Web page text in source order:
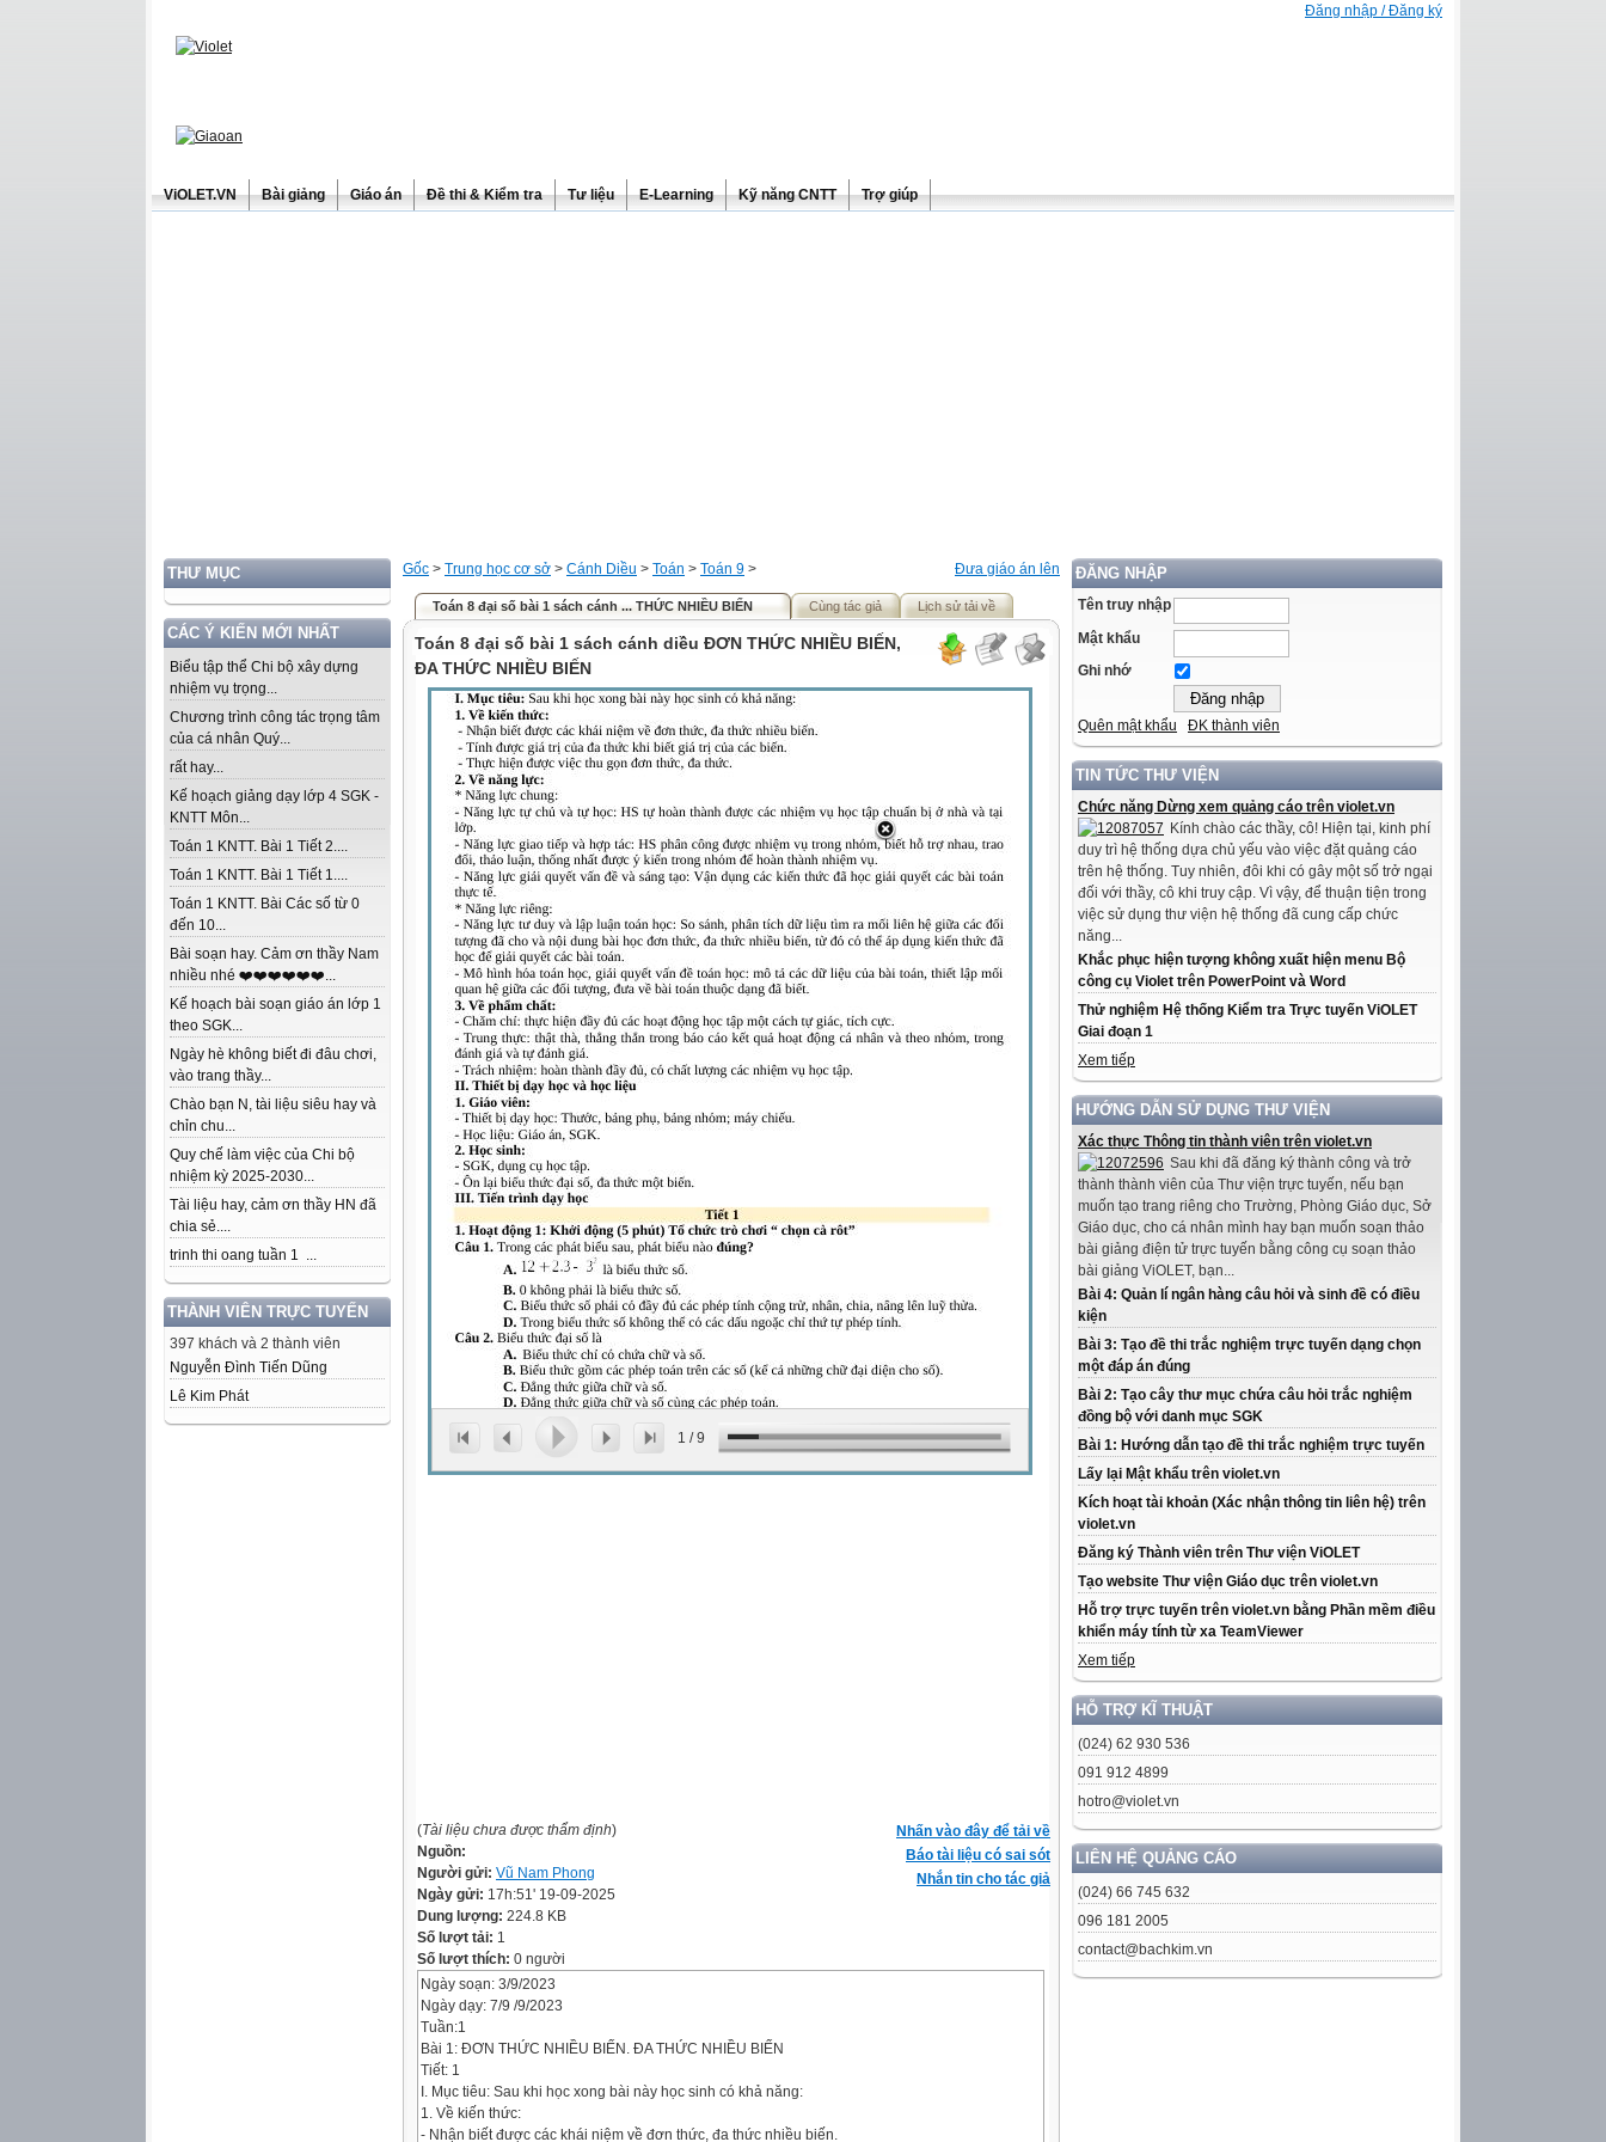
Đăng nhập / Đăng ký
ViOLET.VN Bài giảng Giáo án Đề thi & Kiểm tra Tư liệu E-Learning Kỹ năng CNTT Trợ giúp
THƯ MỤC
CÁC Ý KIẾN MỚI NHẤT
Biểu tập thể Chi bộ xây dựng
nhiệm vụ trọng...
Chương trình công tác trọng tâm
của cá nhân Quý...
rất hay...
Kế hoạch giảng dạy lớp 4 SGK -
KNTT Môn...
Toán 1 KNTT. Bài 1 Tiết 2....
Toán 1 KNTT. Bài 1 Tiết 1....
Toán 1 KNTT. Bài Các số từ 0
đến 10...
Bài soạn hay. Cảm ơn thầy Nam
nhiều nhé ❤️❤️❤️❤️❤️❤️...
Kế hoạch bài soạn giáo án lớp 1
theo SGK...
Ngày hè không biết đi đâu chơi,
vào trang thầy...
Chào bạn N, tài liệu siêu hay và
chỉn chu...
Quy chế làm việc của Chi bộ
nhiệm kỳ 2025-2030...
Tài liệu hay, cảm ơn thầy HN đã
chia sẻ....
trinh thi oang tuần 1 ...
THÀNH VIÊN TRỰC TUYẾN
397 khách và 2 thành viên
Nguyễn Đình Tiến Dũng
Lê Kim Phát
ĐĂNG NHẬP
Tên truy nhập
Mật khẩu
Ghi nhớ
Quên mật khẩu ĐK thành viên
TIN TỨC THƯ VIỆN
Chức năng Dừng xem quảng cáo trên violet.vn
Kính chào các thầy, cô! Hiện tại, kinh phí
duy trì hệ thống dựa chủ yếu vào việc đặt quảng cáo
trên hệ thống. Tuy nhiên, đôi khi có gây một số trở ngại
đối với thầy, cô khi truy cập. Vì vậy, để thuận tiện trong
việc sử dụng thư viện hệ thống đã cung cấp chức
năng...
Khắc phục hiện tượng không xuất hiện menu Bộ
công cụ Violet trên PowerPoint và Word
Thử nghiệm Hệ thống Kiểm tra Trực tuyến ViOLET
Giai đoạn 1
Xem tiếp
HƯỚNG DẪN SỬ DỤNG THƯ VIỆN
Xác thực Thông tin thành viên trên violet.vn
Sau khi đã đăng ký thành công và trở
thành thành viên của Thư viện trực tuyến, nếu bạn
muốn tạo trang riêng cho Trường, Phòng Giáo dục, Sở
Giáo dục, cho cá nhân mình hay bạn muốn soạn thảo
bài giảng điện tử trực tuyến bằng công cụ soạn thảo
bài giảng ViOLET, bạn...
Bài 4: Quản lí ngân hàng câu hỏi và sinh đề có điều
kiện
Bài 3: Tạo đề thi trắc nghiệm trực tuyến dạng chọn
một đáp án đúng
Bài 2: Tạo cây thư mục chứa câu hỏi trắc nghiệm
đồng bộ với danh mục SGK
Bài 1: Hướng dẫn tạo đề thi trắc nghiệm trực tuyến
Lấy lại Mật khẩu trên violet.vn
Kích hoạt tài khoản (Xác nhận thông tin liên hệ) trên
violet.vn
Đăng ký Thành viên trên Thư viện ViOLET
Tạo website Thư viện Giáo dục trên violet.vn
Hỗ trợ trực tuyến trên violet.vn bằng Phần mềm điều
khiển máy tính từ xa TeamViewer
Xem tiếp
HỖ TRỢ KĨ THUẬT
(024) 62 930 536
091 912 4899
hotro@violet.vn
LIÊN HỆ QUẢNG CÁO
(024) 66 745 632
096 181 2005
contact@bachkim.vn
Đưa giáo án lên
Gốc > Trung học cơ sở > Cánh Diều > Toán > Toán 9 >
Toán 8 đại số bài 1 sách cánh ... THỨC NHIỀU BIẾN Cùng tác giả Lịch sử tải về
Toán 8 đại số bài 1 sách cánh diều ĐƠN THỨC NHIỀU BIẾN,
ĐA THỨC NHIỀU BIẾN
1 /9
Nhấn vào đây để tải về
Báo tài liệu có sai sót
Nhắn tin cho tác giả
(Tài liệu chưa được thẩm định)
Nguồn:
Người gửi: Vũ Nam Phong
Ngày gửi: 17h:51' 19-09-2025
Dung lượng: 224.8 KB
Số lượt tải: 1
Số lượt thích: 0 người
Ngày soạn: 3/9/2023
Ngày dạy: 7/9 /9/2023
Tuần:1
Bài 1: ĐƠN THỨC NHIỀU BIẾN. ĐA THỨC NHIỀU BIẾN
Tiết: 1
I. Mục tiêu: Sau khi học xong bài này học sinh có khả năng:
1. Về kiến thức:
- Nhận biết được các khái niệm về đơn thức, đa thức nhiều biến.